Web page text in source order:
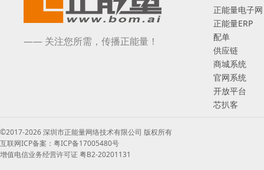
—— 关注您所需，传播正能量！
正能量电子网
正能量ERP
配单
供应链
商城系统
官网系统
开放平台
芯扒客
©2017-2026 深圳市正能量网络技术有限公司 版权所有
互联网ICP备案：粤ICP备17005480号
增值电信业务经营许可证 粤B2-20201131